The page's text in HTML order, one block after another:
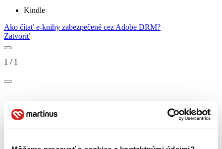
Kindle
Ako čítať e-knihy zabezpečené cez Adobe DRM?
Zatvoriť
1 / 1